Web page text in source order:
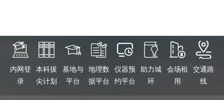
内网登
录
本科拔
尖计划
基地与
平台
地理数
据平台
仪器预
约平台
助力城
环
会场租
用
交通路
线